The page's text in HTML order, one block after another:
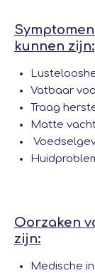
kunnen zijn:
Vatbaar
Traag
Matte
Oorzaken
zijn:
Medische